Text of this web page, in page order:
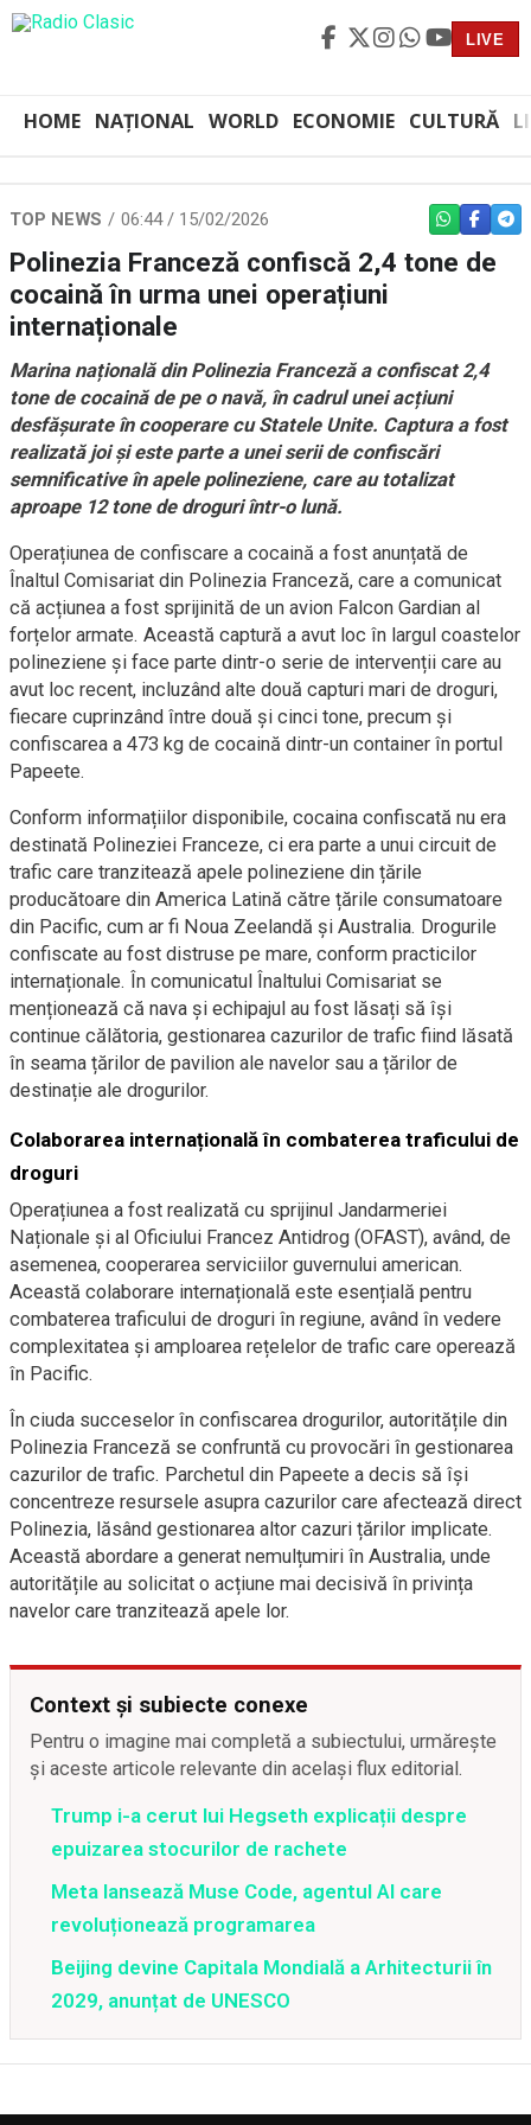
LIVE
HOME NAȚIONAL WORLD ECONOMIE CULTURĂ
TOP NEWS 06:44 / 15/02/2026 WHATSAPP
Polinezia Franceză confiscă 2,4 tone de
cocaină în urma unei operațiuni
internaționale
Marina națională din Polinezia Franceză a confiscat 2,4
tone de cocaină de pe o navă, în cadrul unei acțiuni
desfășurate în cooperare cu Statele Unite. Captura a fost
realizată joi și este parte a unei serii de confiscări
semnificative în apele polineziene, care au totalizat
aproape 12 tone de droguri într-o lună.
Operațiunea de confiscare a cocaină a fost anunțată de
Înaltul Comisariat din Polinezia Franceză, care a comunicat
că acțiunea a fost sprijinită de un avion Falcon Gardian al
forțelor armate. Această captură a avut loc în largul coastelor
polineziene și face parte dintr-o serie de intervenții care au
avut loc recent, incluzând alte două capturi mari de droguri,
fiecare cuprinzând între două și cinci tone, precum și
confiscarea a 473 kg de cocaină dintr-un container în portul
Papeete.
Conform informațiilor disponibile, cocaina confiscată nu era
destinată Polineziei Franceze, ci era parte a unui circuit de
trafic care tranzitează apele polineziene din țările
producătoare din America Latină către țările consumatoare
din Pacific, cum ar fi Noua Zeelandă și Australia. Drogurile
confiscate au fost distruse pe mare, conform practicilor
internaționale. În comunicatul Înaltului Comisariat se
menționează că nava și echipajul au fost lăsați să își
continue călătoria, gestionarea cazurilor de trafic fiind lăsată
în seama țărilor de pavilion ale navelor sau a țărilor de
destinație ale drogurilor.
Colaborarea internațională în combaterea traficului de
droguri
Operațiunea a fost realizată cu sprijinul Jandarmeriei
Naționale și al Oficiului Francez Antidrog (OFAST), având, de
asemenea, cooperarea serviciilor guvernului american.
Această colaborare internațională este esențială pentru
combaterea traficului de droguri în regiune, având în vedere
complexitatea și amploarea rețelelor de trafic care operează
în Pacific.
În ciuda succeselor în confiscarea drogurilor, autoritățile din
Polinezia Franceză se confruntă cu provocări în gestionarea
cazurilor de trafic. Parchetul din Papeete a decis să își
concentreze resursele asupra cazurilor care afectează direct
Polinezia, lăsând gestionarea altor cazuri țărilor implicate.
Această abordare a generat nemulțumiri în Australia, unde
autoritățile au solicitat o acțiune mai decisivă în privința
navelor care tranzitează apele lor.
Context și subiecte conexe
Pentru o imagine mai completă a subiectului, urmărește
și aceste articole relevante din același flux editorial.
Trump i-a cerut lui Hegseth explicații despre
epuizarea stocurilor de rachete
Meta lansează Muse Code, agentul AI care
revoluționează programarea
Beijing devine Capitala Mondială a Arhitecturii în
2029, anunțat de UNESCO